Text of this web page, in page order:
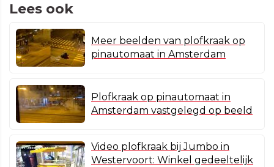
Lees ook
Meer beelden van plofkraak op
pinautomaat in Amsterdam
Plofkraak op pinautomaat in
Amsterdam vastgelegd op beeld
Video plofkraak bij Jumbo in
Westervoort: Winkel gedeeltelijk